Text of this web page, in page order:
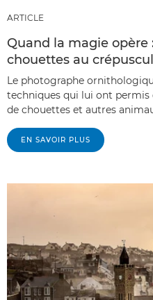
ARTICLE
Quand la magie
chouettes au
Le photographe
techniques qui lui ont
de chouettes et autres
EN SAVOIR PLUS